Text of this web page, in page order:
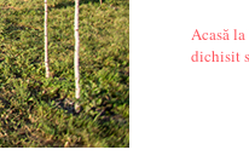
Acasă
dichisit